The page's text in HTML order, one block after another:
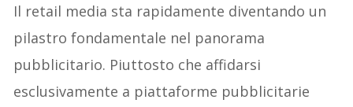
Il retail media sta rapidamente diventando un
pilastro fondamentale nel panorama
pubblicitario. Piuttosto che affidarsi
esclusivamente a piattaforme pubblicitarie